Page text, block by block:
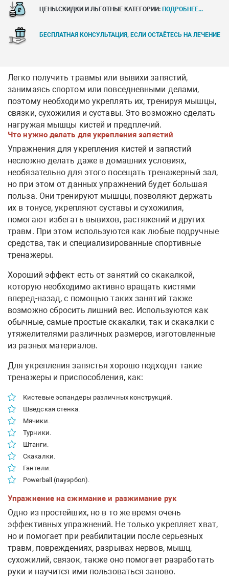
ЦЕНЫ.СКИДКИ И ЛЬГОТНЫЕ КАТЕГОРИИ: ПОДРОБНЕЕ...
БЕСПЛАТНАЯ КОНСУЛЬТАЦИЯ, ЕСЛИ ОСТАЁТЕСЬ НА ЛЕЧЕНИЕ
Легко получить травмы или вывихи запястий,
занимаясь спортом или повседневными делами,
поэтому необходимо укреплять их, тренируя мышцы,
связки, сухожилия и суставы. Это возможно сделать
нагружая мышцы кистей и предплечий.
Что нужно делать для укрепления запястий
Упражнения для укрепления кистей и запястий
несложно делать даже в домашних условиях,
необязательно для этого посещать тренажерный зал,
но при этом от данных упражнений будет большая
польза. Они тренируют мышцы, позволяют держать
их в тонусе, укрепляют суставы и сухожилия,
помогают избегать вывихов, растяжений и других
травм. При этом используются как любые подручные
средства, так и специализированные спортивные
тренажеры.
Хороший эффект есть от занятий со скакалкой,
которую необходимо активно вращать кистями
вперед-назад, с помощью таких занятий также
возможно сбросить лишний вес. Используются как
обычные, самые простые скакалки, так и скакалки с
утяжелителями различных размеров, изготовленные
из разных материалов.
Для укрепления запястья хорошо подходят такие
тренажеры и приспособления, как:
Кистевые эспандеры различных конструкций.
Шведская стенка.
Мячики.
Турники.
Штанги.
Скакалки.
Гантели.
Powerball (пауэрбол).
Упражнение на сжимание и разжимание рук
Одно из простейших, но в то же время очень
эффективных упражнений. Не только укрепляет хват,
но и помогает при реабилитации после серьезных
травм, повреждениях, разрывах нервов, мышц,
сухожилий, связок, также оно помогает разработать
руки и научится ими пользоваться заново.